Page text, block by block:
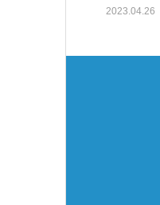
2023.04.26